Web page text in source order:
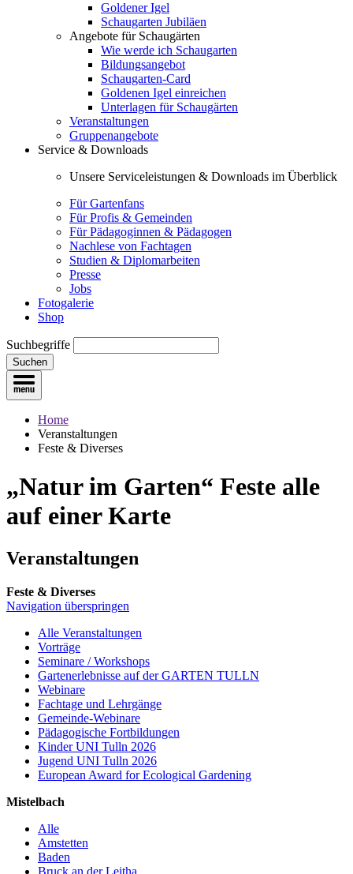
Goldener Igel
Schaugarten Jubiläen
Angebote für Schaugärten
Wie werde ich Schaugarten
Bildungsangebot
Schaugarten-Card
Goldenen Igel einreichen
Unterlagen für Schaugärten
Veranstaltungen
Gruppenangebote
Service & Downloads
Unsere Serviceleistungen & Downloads im Überblick
Für Gartenfans
Für Profis & Gemeinden
Für Pädagoginnen & Pädagogen
Nachlese von Fachtagen
Studien & Diplomarbeiten
Presse
Jobs
Fotogalerie
Shop
Suchbegriffe
Suchen
Home
Veranstaltungen
Feste & Diverses
„Natur im Garten“ Feste alle
auf einer Karte
Veranstaltungen
Feste & Diverses
Navigation überspringen
Alle Veranstaltungen
Vorträge
Seminare / Workshops
Gartenerlebnisse auf der GARTEN TULLN
Webinare
Fachtage und Lehrgänge
Gemeinde-Webinare
Pädagogische Fortbildungen
Kinder UNI Tulln 2026
Jugend UNI Tulln 2026
European Award for Ecological Gardening
Mistelbach
Alle
Amstetten
Baden
Bruck an der Leitha